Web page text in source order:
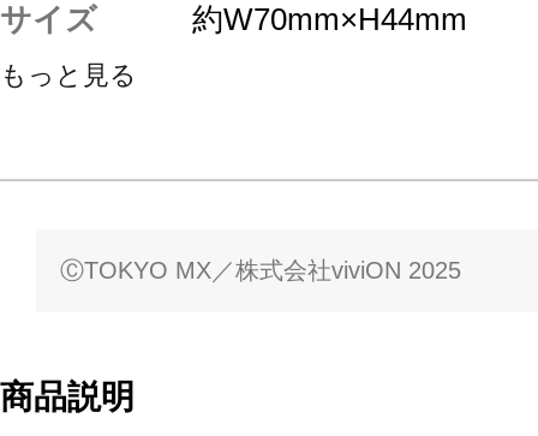
サイズ
約W70mm×H44mm
もっと見る
ⒸTOKYO MX／株式会社viviON 2025
商品説明